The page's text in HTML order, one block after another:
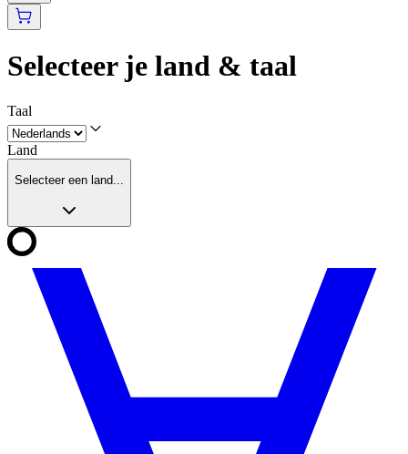
Selecteer je land & taal
Taal
Land
Selecteer een land...